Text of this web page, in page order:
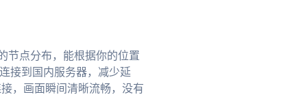
节点分布，能根据你的位置
接到国内服务器，减少延
，画面瞬间清晰流畅，没有